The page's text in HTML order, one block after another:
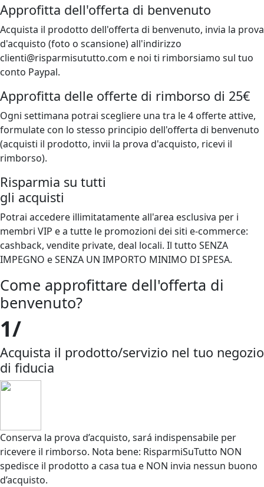
Approfitta dell'offerta di benvenuto
Acquista il prodotto dell'offerta di benvenuto, invia la prova
d'acquisto (foto o scansione) all'indirizzo
clienti@risparmisututto.com e noi ti rimborsiamo sul tuo
conto Paypal.
Approfitta delle offerte di rimborso di 25€
Ogni settimana potrai scegliere una tra le 4 offerte attive,
formulate con lo stesso principio dell'offerta di benvenuto
(acquisti il prodotto, invii la prova d'acquisto, ricevi il
rimborso).
Risparmia su tutti
gli acquisti
Potrai accedere illimitatamente all'area esclusiva per i
membri VIP e a tutte le promozioni dei siti e-commerce:
cashback, vendite private, deal locali. Il tutto SENZA
IMPEGNO e SENZA UN IMPORTO MINIMO DI SPESA.
Come approfittare dell'offerta di
benvenuto?
1/
Acquista il prodotto/servizio nel tuo negozio
di fiducia
Conserva la prova d’acquisto, sará indispensabile per
ricevere il rimborso. Nota bene: RisparmiSuTutto NON
spedisce il prodotto a casa tua e NON invia nessun buono
d’acquisto.